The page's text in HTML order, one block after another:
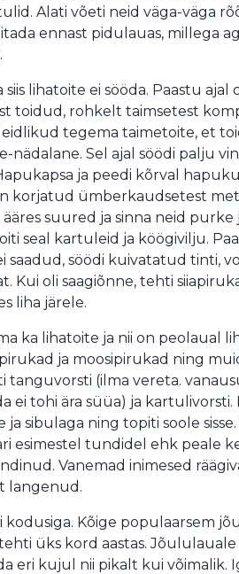
Alati võeti neid väga-väga
ennast pidulauas, millega
lihatoite ei sööda. Paastu ajal
toidud, rohkelt taimsetest
tegema taimetoite, et
nädalane. Sel ajal söödi palju
ja peedi kõrval
korjatud ümberkaudsetest
suured ja sinna neid purke
seal kartuleid ja köögivilju.
saadud, söödi kuivatatud tinti,
Kui oli saagiõnne, tehti
liha järele.
ka lihatoite ja nii on peolaual
ja moosipirukad ning
tanguvorsti (ilma vereta.
ei tohi ära süüa) ja
sibulaga ning topiti soole
esimestel tundidel ehk peale
Vanemad inimesed
langenud.
Kõige populaarsem
üks kord aastas.
eri kujul nii pikalt kui võimalik.